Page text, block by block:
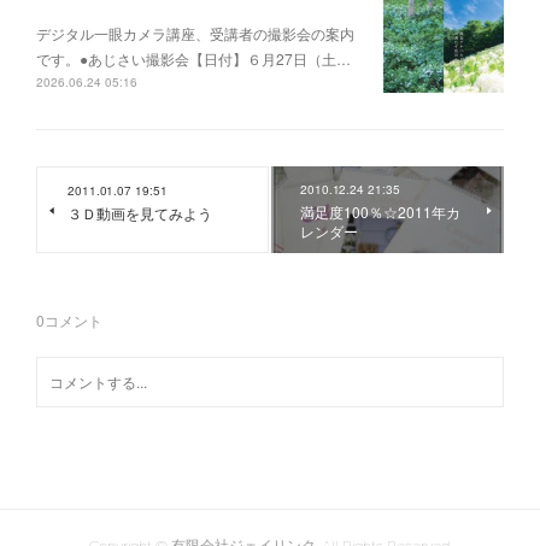
デジタル一眼カメラ講座、受講者の撮影会の案内
です。●あじさい撮影会【日付】６月27日（土…
2026.06.24 05:16
2011.01.07 19:51
３Ｄ動画を見てみよう
2010.12.24 21:35
満足度100％☆2011年カ
レンダー
0コメント